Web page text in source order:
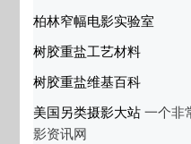
柏林窄幅电影实验室
树胶重盐工艺材料
树胶重盐维基百科
美国另类摄影大站 一个非
影资讯网